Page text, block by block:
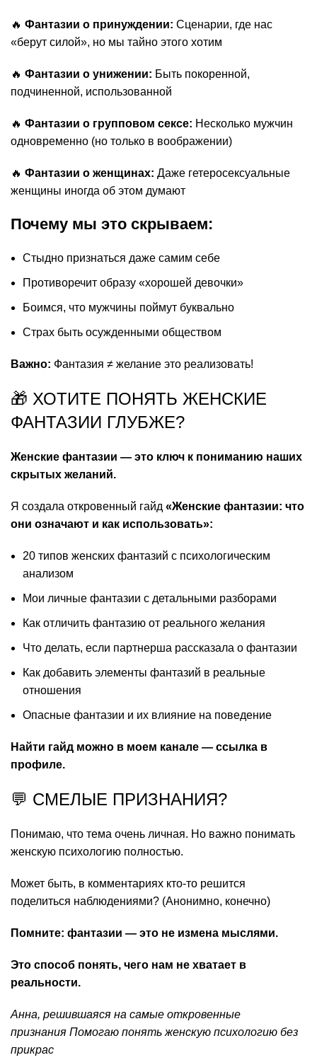
🔥 Фантазии о принуждении: Сценарии, где нас
«берут силой», но мы тайно этого хотим
🔥 Фантазии о унижении: Быть покоренной,
подчиненной, использованной
🔥 Фантазии о групповом сексе: Несколько мужчин
одновременно (но только в воображении)
🔥 Фантазии о женщинах: Даже гетеросексуальные
женщины иногда об этом думают
Почему мы это скрываем:
Стыдно признаться даже самим себе
Противоречит образу «хорошей девочки»
Боимся, что мужчины поймут буквально
Страх быть осужденными обществом
Важно: Фантазия ≠ желание это реализовать!
🎁 ХОТИТЕ ПОНЯТЬ ЖЕНСКИЕ
ФАНТАЗИИ ГЛУБЖЕ?
Женские фантазии — это ключ к пониманию наших
скрытых желаний.
Я создала откровенный гайд «Женские фантазии: что
они означают и как использовать»:
20 типов женских фантазий с психологическим
анализом
Мои личные фантазии с детальными разборами
Как отличить фантазию от реального желания
Что делать, если партнерша рассказала о фантазии
Как добавить элементы фантазий в реальные
отношения
Опасные фантазии и их влияние на поведение
Найти гайд можно в моем канале — ссылка в
профиле.
💬 СМЕЛЫЕ ПРИЗНАНИЯ?
Понимаю, что тема очень личная. Но важно понимать
женскую психологию полностью.
Может быть, в комментариях кто-то решится
поделиться наблюдениями? (Анонимно, конечно)
Помните: фантазии — это не измена мыслями.
Это способ понять, чего нам не хватает в
реальности.
Анна, решившаяся на самые откровенные
признания Помогаю понять женскую психологию без
прикрас